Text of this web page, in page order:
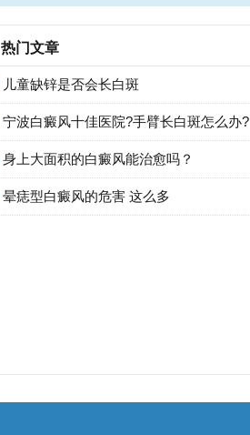
热门文章
儿童缺锌是否会长白斑
宁波白癜风十佳医院?手臂长白斑怎么办?
身上大面积的白癜风能治愈吗？
晕痣型白癜风的危害 这么多